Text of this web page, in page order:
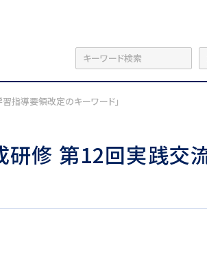
指導要領改定のキーワード」
修 第12回実践交